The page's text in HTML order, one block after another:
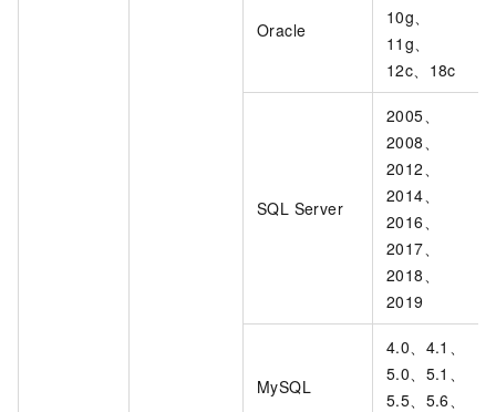
Oracle
10g、
11g、
12c、18c
SQL Server
2005、
2008、
2012、
2014、
2016、
2017、
2018、
2019
MySQL
4.0、4.1、
5.0、5.1、
5.5、5.6、